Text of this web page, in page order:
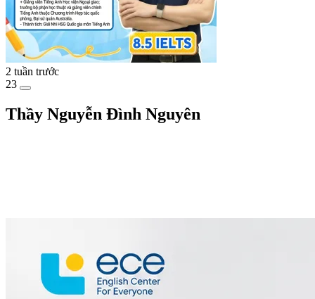
2 tuần trước
23
Thầy Nguyễn Đình Nguyên